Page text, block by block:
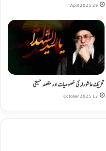
29 April 2025
تحریک عاشوراء کی خصوصیات اور مقصد حسینی
12 October 2025